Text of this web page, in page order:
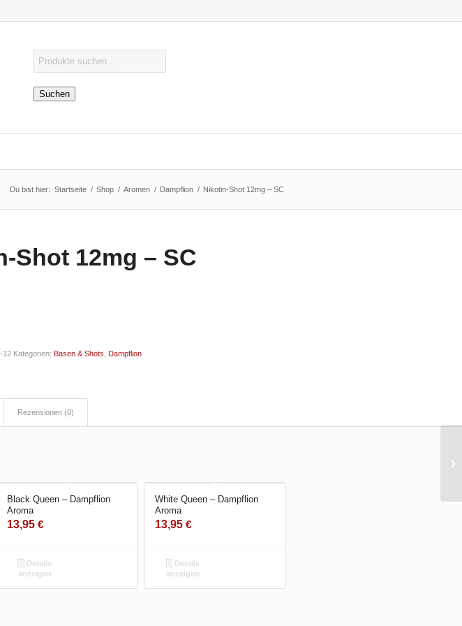
Suchen
Du bist hier: Startseite / Shop / Aromen / Dampflion / Nikotin-Shot 12mg – SC
Shot 12mg – SC
12 Kategorien: Basen & Shots Dampflion
Rezensionen (0)
Black Queen – Dampflion
Aroma
13,95€
Details
anzeigen
White Queen – Dampflion
Aroma
13,95€
Details
anzeigen